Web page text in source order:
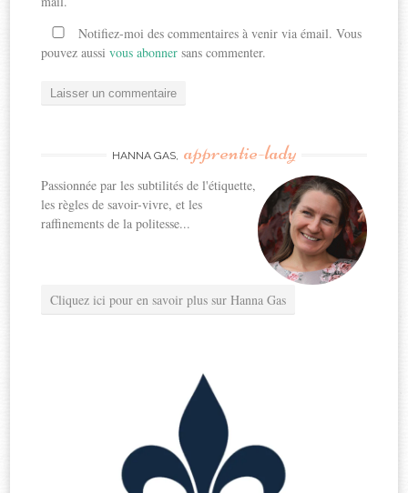
Notifiez-moi des commentaires à venir via émail. Vous
pouvez aussivous abonner sans commenter.
HANNA GAS, apprentie-lady
Passionnée par les subtilités de l'étiquette,
les règles de savoir-vivre, et les
raffinements de la politesse...
Cliquez ici pour en savoir plus sur Hanna Gas